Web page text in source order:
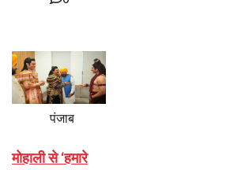
पंजाब
मोहाली से ‘हमारे